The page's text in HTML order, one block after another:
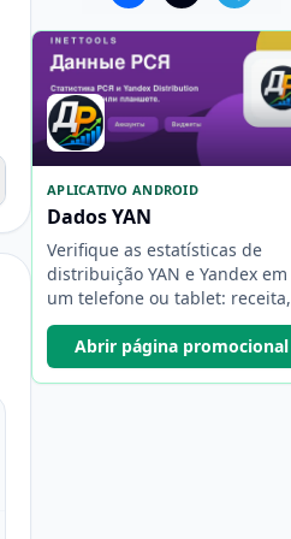
APLICATIVO ANDROID
Dados YAN
Verifique as estatísticas de
distribuição YAN e Yandex em
um telefone ou tablet: receita,
períodos, contas, atualização
automática e widgets.
Abrir página promocional